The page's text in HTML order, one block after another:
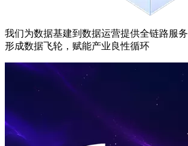
我们为数据基建到数据运营提供全链路服务
形成数据飞轮，赋能产业良性循环